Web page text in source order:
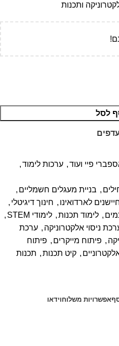
ותכנות
לסל
, ערכות לימוד,
, בניית מעגלים חשמליים ,
לארדואינו , חינוך דיגיטלי ,
, לימוד תכנות, לימודי STEM
,
ניסוי אלקטרוניקה , ערכת
, פיתוח מייקרים , פיתוח
, קיט תכנות, תכנות
אפשרויות משלוחוידאו